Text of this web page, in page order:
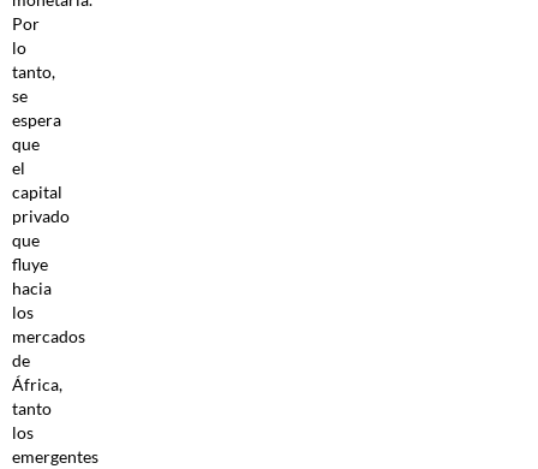
Por
lo
tanto,
se
espera
que
el
capital
privado
que
fluye
hacia
los
mercados
de
África,
tanto
los
emergentes